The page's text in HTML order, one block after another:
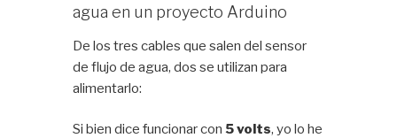
agua en un proyecto Arduino
De los tres cables que salen del sensor
de flujo de agua, dos se utilizan para
alimentarlo:
Si bien dice funcionar con5 volts, yo lo he